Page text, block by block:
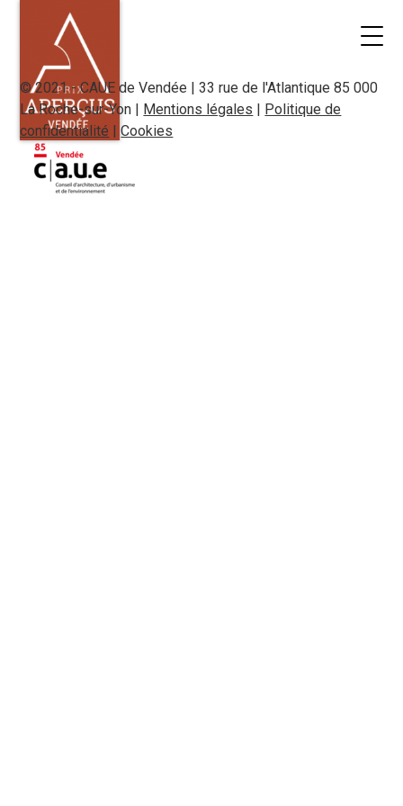
© 2021 - CAUE de Vendée | 33 rue de l'Atlantique 85 000
La Roche-sur-Yon | Mentions légales | Politique de
confidentialité |Cookies